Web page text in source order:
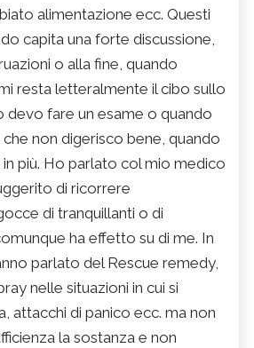
alimentazione ecc. Questi
capita una forte discussione,
o alla fine, quando
resta letteralmente il cibo sullo
devo fare un esame o quando
non digerisco bene, quando
più. Ho parlato col mio medico
di ricorrere
di tranquillanti o di
ha effetto su di me. In
parlato del Rescue remedy,
nelle situazioni in cui si
attacchi di panico ecc. ma non
la sostanza e non